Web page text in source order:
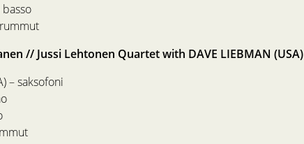
// Jussi Lehtonen Quartet with DAVE LIEBMAN (USA)
– saksofoni